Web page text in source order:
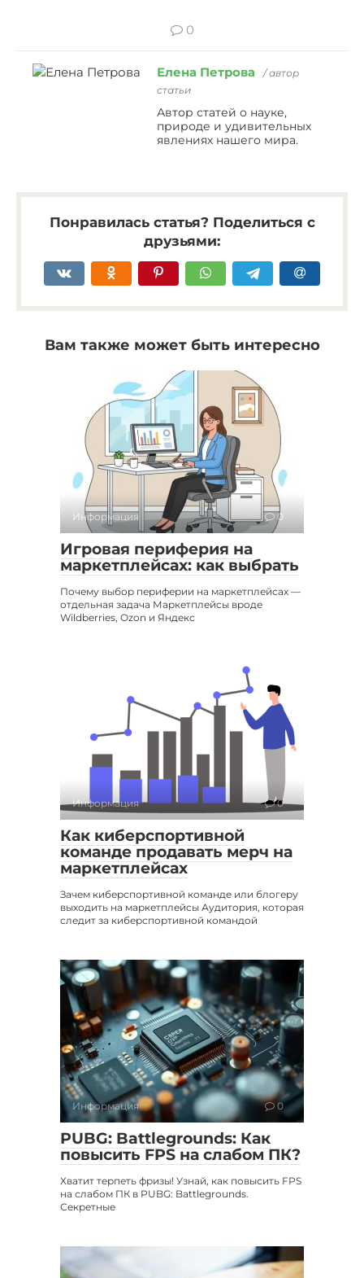
0
Елена Петрова
/ автор
статьи
Автор статей о науке,
природе и удивительных
явлениях нашего мира.
Понравилась статья? Поделиться с
друзьями:
Вам также может быть интересно
Информация 0
Игровая периферия на
маркетплейсах: как выбрать
Почему выбор периферии на маркетплейсах —
отдельная задача Маркетплейсы вроде
Wildberries, Ozon и Яндекс
Информация 0
Как киберспортивной
команде продавать мерч на
маркетплейсах
Зачем киберспортивной команде или блогеру
выходить на маркетплейсы Аудитория, которая
следит за киберспортивной командой
Информация 0
PUBG: Battlegrounds: Как
повысить FPS на слабом ПК?
Хватит терпеть фризы! Узнай, как повысить FPS
на слабом ПК в PUBG: Battlegrounds.
Секретные